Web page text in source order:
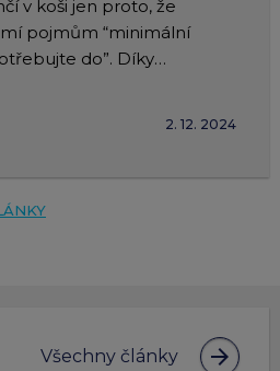
v koši jen proto, že
pojmům “minimální
do”. Díky
2. 12. 2024
Všechny články arrow_forward